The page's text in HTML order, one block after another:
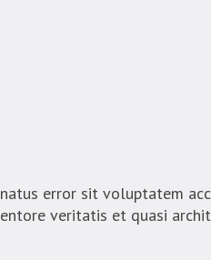
natus error sit voluptatem
veritatis et quasi